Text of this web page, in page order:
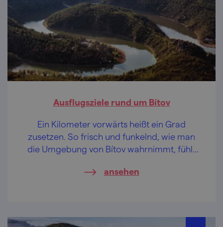
Ausflugsziele rund um Bítov
Ein Kilometer vorwärts heißt ein Grad
zusetzen. So frisch und funkelnd, wie man
die Umgebung von Bítov wahrnimmt, fühlt
schäumend auf der Zunge zergeht. Ob mit
ansehen